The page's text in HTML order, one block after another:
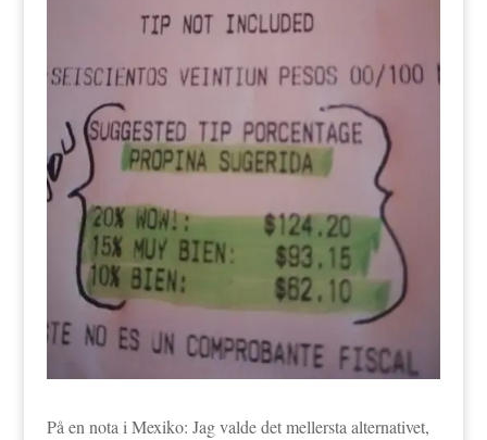
På en nota i Mexiko: Jag valde det mellersta alternativet,